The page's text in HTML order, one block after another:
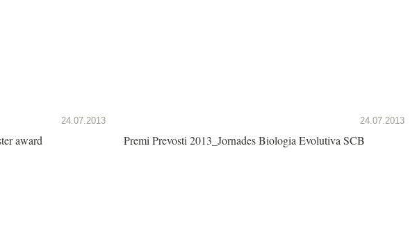
24.07.2013
award
24.07.2013
Premi Prevosti 2013_Jornades Biologia Evolutiva SCB